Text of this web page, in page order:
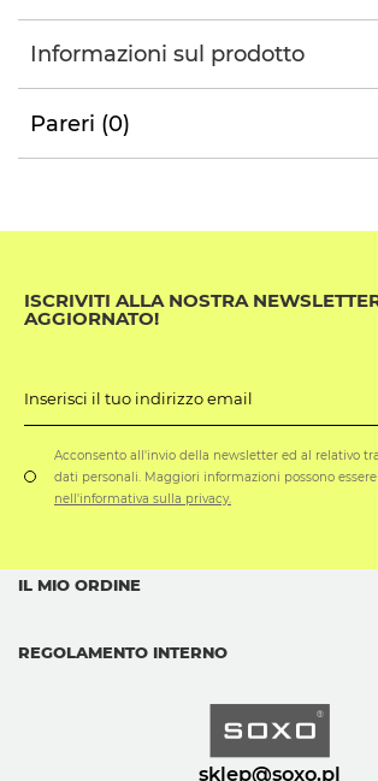
Informazioni sul prodotto
Pareri (0)
ISCRIVITI ALLA NOSTRA
AGGIORNATO!
Inserisci il tuo indirizzo email
Acconsento all'invio della newsletter ed al relativo
dati personali. Maggiori informazioni possono
nell'informativa sulla privacy.
sklep@soxo.pl
IL MIO ORDINE
REGOLAMENTO INTERNO